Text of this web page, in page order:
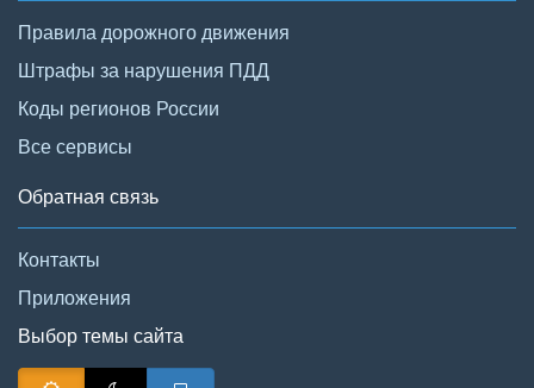
Правила дорожного движения
Штрафы за нарушения ПДД
Коды регионов России
Все сервисы
Обратная связь
Контакты
Приложения
Выбор темы сайта